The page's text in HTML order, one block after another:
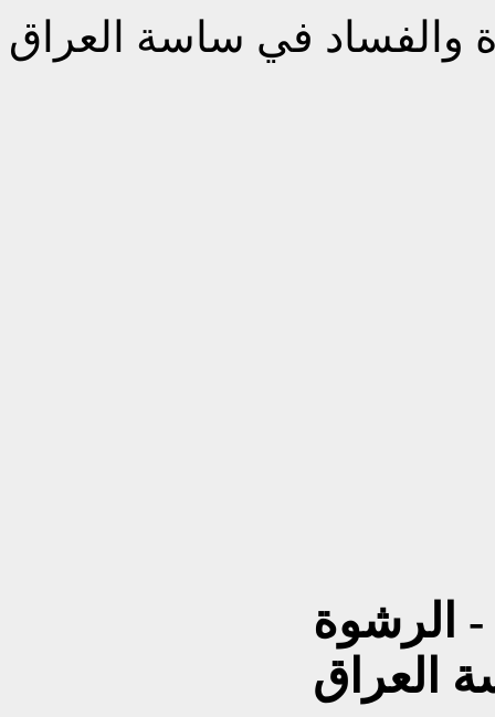
والفساد في ساسة العراق
الرشوة
العراق